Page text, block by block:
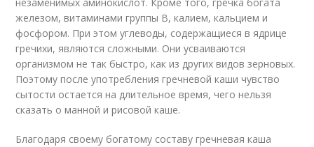
железом, витаминами группы В, калием, кальцием и
фосфором. При этом углеводы, содержащиеся в ядрице
гречихи, являются сложными. Они усваиваются
организмом не так быстро, как из других видов зерновых.
Поэтому после употребления гречневой каши чувство
сытости остается на длительное время, чего нельзя
сказать о манной и рисовой каше.
Благодаря своему богатому составу гречневая каша